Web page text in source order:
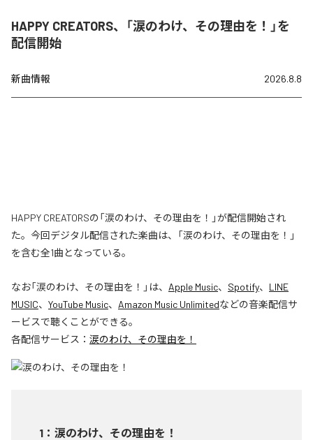
HAPPY CREATORS、「涙のわけ、その理由を！」を
配信開始
新曲情報 2026.8.8
HAPPY CREATORSの「涙のわけ、その理由を！」が配信開始され
た。今回デジタル配信された楽曲は、「涙のわけ、その理由を！」
を含む全1曲となっている。
なお「涙のわけ、その理由を！ 」は、 Apple Music、 Spotify、 LINE
MUSIC、 YouTube Music、 Amazon Music Unlimitedなどの音楽配信サ
ービスで聴くことができる。
各配信サービス： 涙のわけ、その理由を！
1 ： 涙のわけ、その理由を！